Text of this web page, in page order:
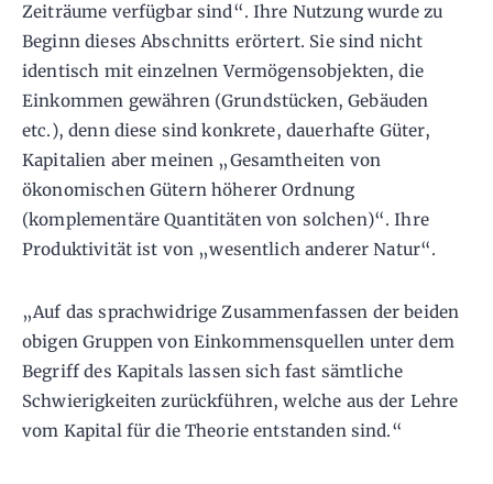
Zeiträume verfügbar sind“. Ihre Nutzung wurde zu
Beginn dieses Abschnitts erörtert. Sie sind nicht
identisch mit einzelnen Vermögensobjekten, die
Einkommen gewähren (Grundstücken, Gebäuden
etc.), denn diese sind konkrete, dauerhafte Güter,
Kapitalien aber meinen „Gesamtheiten von
ökonomischen Gütern höherer Ordnung
(komplementäre Quantitäten von solchen)“. Ihre
Produktivität ist von „wesentlich anderer Natur“.
„Auf das sprachwidrige Zusammenfassen der beiden
obigen Gruppen von Einkommensquellen unter dem
Begriff des Kapitals lassen sich fast sämtliche
Schwierigkeiten zurückführen, welche aus der Lehre
vom Kapital für die Theorie entstanden sind.“